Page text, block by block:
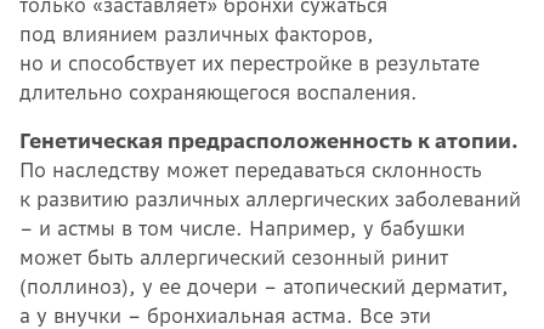
под влиянием различных факторов,
но и способствует их перестройке в результате
длительно сохраняющегося воспаления.
Генетическая предрасположенность к атопии.
По наследству может передаваться склонность
к развитию различных аллергических заболеваний
– и астмы в том числе. Например, у бабушки
может быть аллергический сезонный ринит
(поллиноз), у ее дочери – атопический дерматит,
а у внучки – бронхиальная астма. Все эти